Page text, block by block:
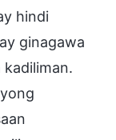
hindi
ginagawa
kadiliman.